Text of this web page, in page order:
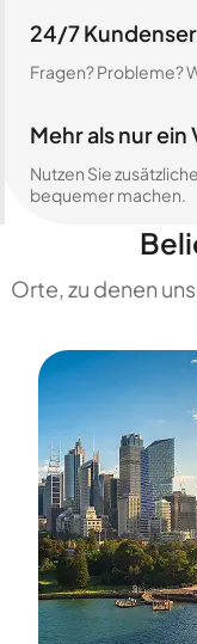
24/7
Fragen? Probleme?
Mehr als nur ein
Nutzen Sie
bequemer machen.
Orte, zu denen